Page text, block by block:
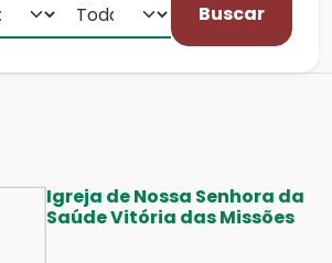
Buscar
Igreja de Nossa Senhora da
Saúde Vitória das Missões